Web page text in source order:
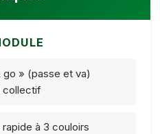
go » (passe et va)
collectif
à 3 couloirs